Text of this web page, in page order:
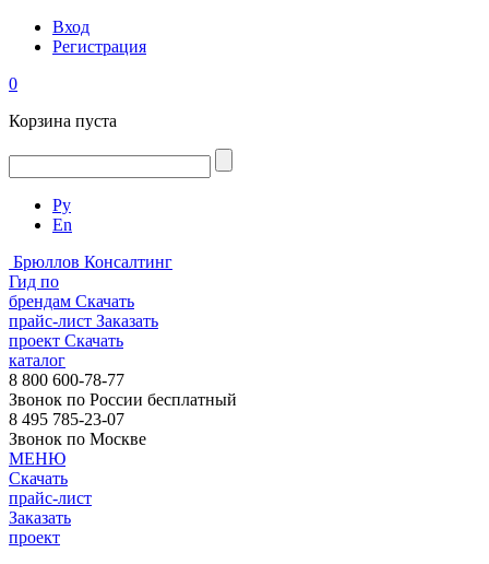
Вход
Регистрация
0
Корзина пуста
Ру
En
Брюллов Консалтинг
Гид по
брендам Скачать
прайс-лист Заказать
проект Скачать
каталог
8 800 600-78-77
Звонок по России бесплатный
8 495 785-23-07
Звонок по Москве
МЕНЮ
Скачать
прайс-лист
Заказать
проект